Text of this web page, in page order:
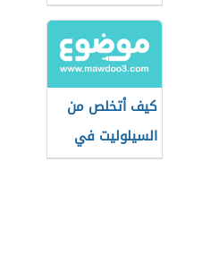
كيف أتخلص من
السيلوليت في
الأرداف